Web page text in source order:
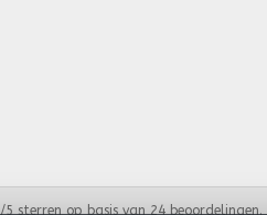
/5 sterren op basis van 24beoordelingen.